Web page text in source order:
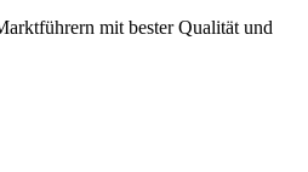
mit bester Qualität und